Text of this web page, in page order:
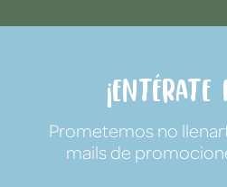
Prometemos no
mails de